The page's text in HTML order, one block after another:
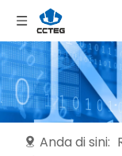
Anda di sini: